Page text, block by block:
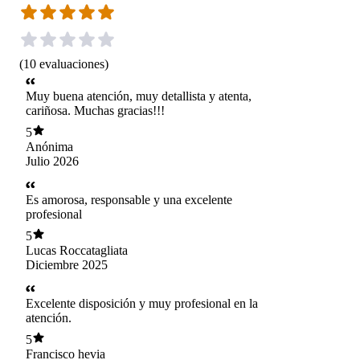
(10 evaluaciones)
Muy buena atención, muy detallista y atenta,
cariñosa. Muchas gracias!!!
5
Anónima
Julio 2026
Es amorosa, responsable y una excelente
profesional
5
Lucas Roccatagliata
Diciembre 2025
Excelente disposición y muy profesional en la
atención.
5
Francisco hevia